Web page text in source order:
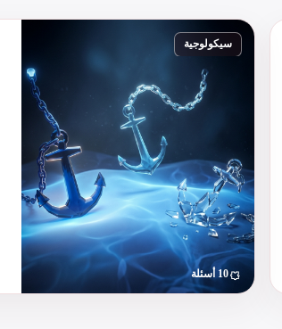
سيكولوجية
10 أسئلة